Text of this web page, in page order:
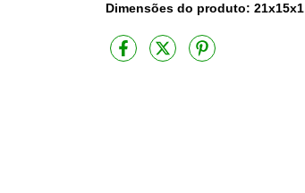
Dimensões do produto: 21x15x1